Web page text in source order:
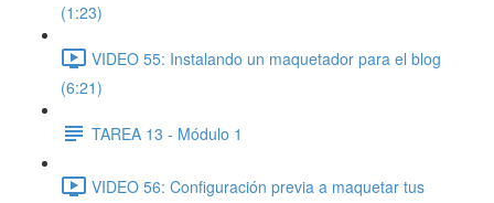
(1:23)
VIDEO 55: Instalando un maquetador para el blog
(6:21)
TAREA 13 - Módulo 1
VIDEO 56: Configuración previa a maquetar tus